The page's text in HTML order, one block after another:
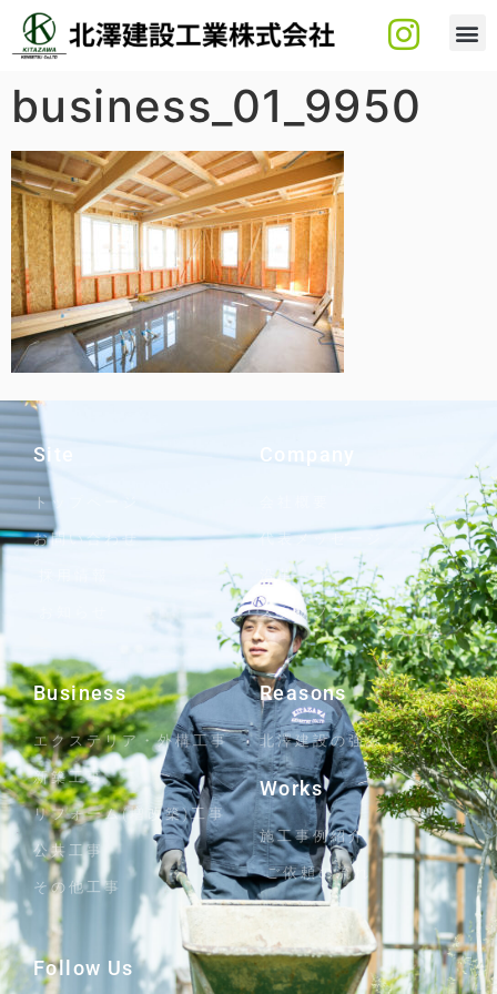
business_01_9950
Site
トップページ
お問い合わせ
Company
代表メッセージ
沿革
スタッフブログ
Business
エクステリア・外構工事
新築工事
リフォーム(増改築)工事
公共工事
その他工事
Reasons
北澤建設の強み
Works
施工事例紹介
ご依頼の流れ
Follow Us